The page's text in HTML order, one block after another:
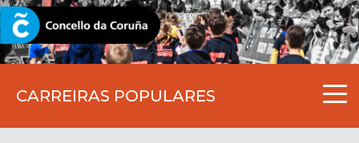
CARREIRAS POPULARES
CORUNA.GAL